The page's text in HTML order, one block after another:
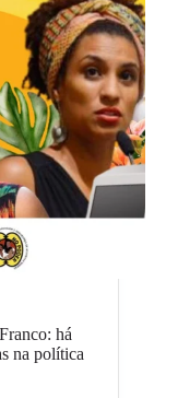
há
na política